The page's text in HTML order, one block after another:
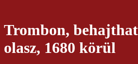
Trombon,
olasz, 1680 körül